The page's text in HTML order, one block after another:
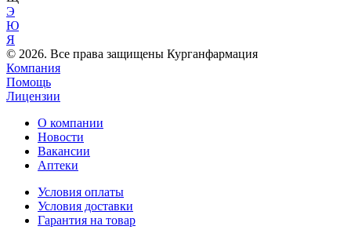
Э
Ю
Я
© 2026. Все права защищены Курганфармация
Компания
Помощь
Лицензии
О компании
Новости
Вакансии
Аптеки
Условия оплаты
Условия доставки
Гарантия на товар